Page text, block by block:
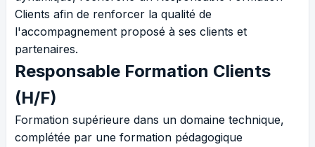
Clients afin de renforcer la qualité de
l'accompagnement proposé à ses clients et
partenaires.
Responsable Formation Clients
(H/F)
Formation supérieure dans un domaine technique,
complétée par une formation pédagogique